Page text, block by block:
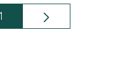
Seite
1